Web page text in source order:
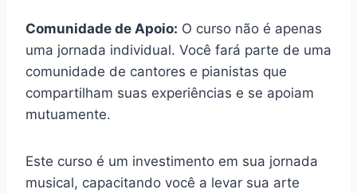
Comunidade de Apoio: O curso não é apenas
uma jornada individual. Você fará parte de uma
comunidade de cantores e pianistas que
compartilham suas experiências e se apoiam
mutuamente.
Este curso é um investimento em sua jornada
musical, capacitando você a levar sua arte